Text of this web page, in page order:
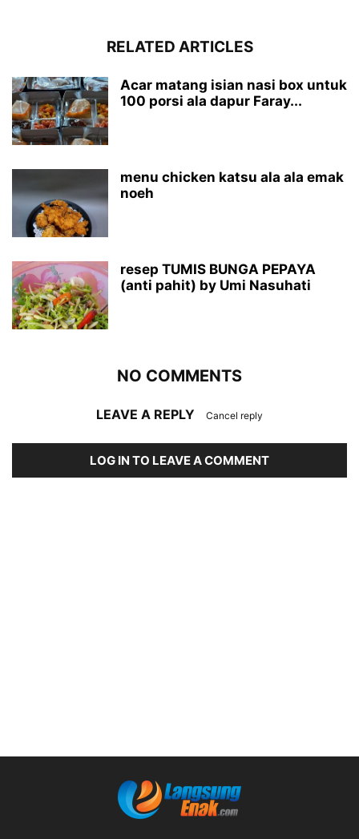
RELATED ARTICLES
Acar matang isian nasi box untuk
100 porsi ala dapur Faray...
menu chicken katsu ala ala emak
noeh
resep TUMIS BUNGA PEPAYA
(anti pahit) by Umi Nasuhati
NO COMMENTS
LEAVE A REPLY Cancel reply
LOG IN TO LEAVE A COMMENT